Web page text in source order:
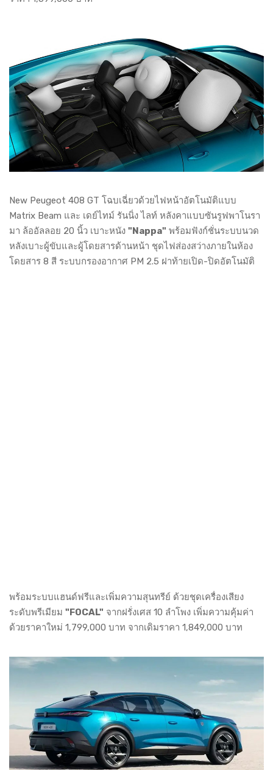
New Peugeot 408 GT โฉบเฉี่ยวด้วยไฟหน้าอัตโนมัติแบบ
Matrix Beam และ เดย์ไทม์ รันนิ่ง ไลท์ หลังคาแบบซันรูฟพาโนรา
มา ล้ออัลลอย 20 นิ้ว เบาะหนัง "Nappa" พร้อมฟังก์ชั่นระบบนวด
หลังเบาะผู้ขับและผู้โดยสารด้านหน้า ชุดไฟส่องสว่างภายในห้อง
โดยสาร 8 สี ระบบกรองอากาศ PM 2.5 ฝาท้ายเปิด-ปิดอัตโนมัติ
พร้อมระบบแฮนด์ฟรีและเพิ่มความสุนทรีย์ ด้วยชุดเครื่องเสียง
ระดับพรีเมียม "FOCAL" จากฝรั่งเศส 10 ลำโพง เพิ่มความคุ้มค่า
ด้วยราคาใหม่ 1,799,000 บาท จากเดิมราคา 1,849,000 บาท